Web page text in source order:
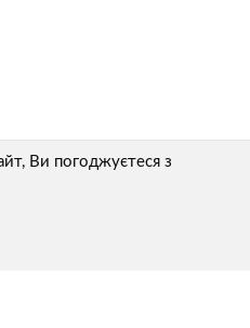
Ви погоджуєтеся з